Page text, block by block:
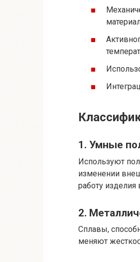
1. Умные
Используют
изменении
работу
2.
Сплавы,
меняют